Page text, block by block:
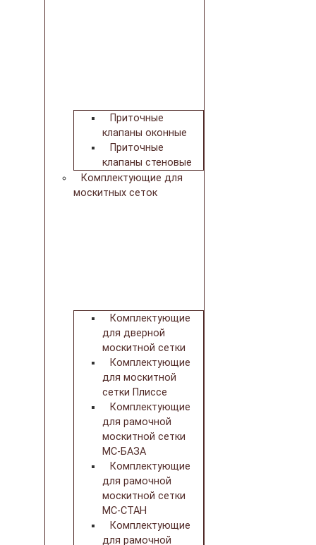
Приточные
клапаны оконные
Приточные
клапаны стеновые
Комплектующие для
москитных сеток
Комплектующие
для дверной
москитной сетки
Комплектующие
для москитной
сетки Плиссе
Комплектующие
для рамочной
москитной сетки
МС-БАЗА
Комплектующие
для рамочной
москитной сетки
МС-СТАН
Комплектующие
для рамочной